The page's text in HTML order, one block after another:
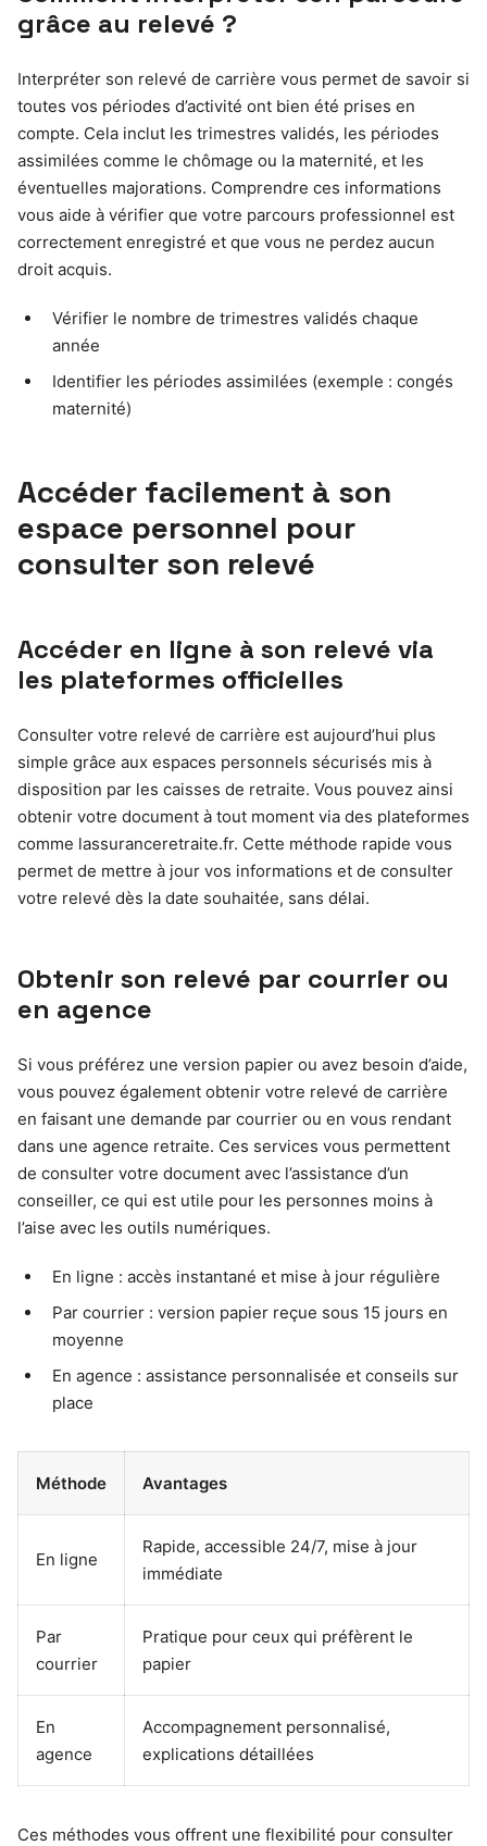
grâce au relevé ?
Interpréter son relevé de carrière vous permet de savoir si
toutes vos périodes d’activité ont bien été prises en
compte. Cela inclut les trimestres validés, les périodes
assimilées comme le chômage ou la maternité, et les
éventuelles majorations. Comprendre ces informations
vous aide à vérifier que votre parcours professionnel est
correctement enregistré et que vous ne perdez aucun
droit acquis.
Vérifier le nombre de trimestres validés chaque
année
Identifier les périodes assimilées (exemple : congés
maternité)
Accéder facilement à son
espace personnel pour
consulter son relevé
Accéder en ligne à son relevé via
les plateformes officielles
Consulter votre relevé de carrière est aujourd’hui plus
simple grâce aux espaces personnels sécurisés mis à
disposition par les caisses de retraite. Vous pouvez ainsi
obtenir votre document à tout moment via des plateformes
comme lassuranceretraite.fr. Cette méthode rapide vous
permet de mettre à jour vos informations et de consulter
votre relevé dès la date souhaitée, sans délai.
Obtenir son relevé par courrier ou
en agence
Si vous préférez une version papier ou avez besoin d’aide,
vous pouvez également obtenir votre relevé de carrière
en faisant une demande par courrier ou en vous rendant
dans une agence retraite. Ces services vous permettent
de consulter votre document avec l’assistance d’un
conseiller, ce qui est utile pour les personnes moins à
l’aise avec les outils numériques.
En ligne : accès instantané et mise à jour régulière
Par courrier : version papier reçue sous 15 jours en
moyenne
En agence : assistance personnalisée et conseils sur
place
Méthode Avantages
En ligne
Rapide, accessible 24/7, mise à jour
immédiate
Par
courrier
Pratique pour ceux qui préfèrent le
papier
En
agence
Accompagnement personnalisé,
explications détaillées
Ces méthodes vous offrent une flexibilité pour consulter